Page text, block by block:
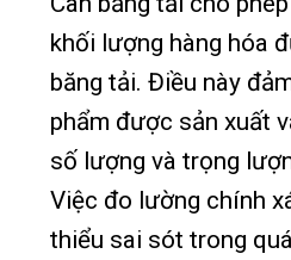
khối lượng hàng hóa
băng tải. Điều này
phẩm được sản xuất
số lượng và trọng
Việc đo lường chính
thiểu sai sót trong